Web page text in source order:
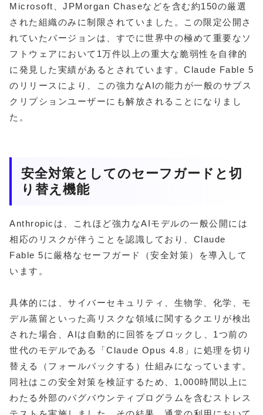
Microsoft、JPMorgan Chaseなどを含む約150の厳選
された組織のみに制限されていました。この限定公開さ
れていたバージョンは、すでに世界中の極めて重要なソ
フトウェアにおいて1万件以上の重大な脆弱性を自律的
に発見した実績があるとされています。Claude Fable 5
のリリースにより、この強力なAIの能力が一般のサブス
クリプションユーザーにも解放されることになりまし
た。
安全対策としてのセーフガードと切
り替え機能
Anthropicは、これほど強力なAIモデルの一般公開には
相応のリスクが伴うことを認識しており、Claude
Fable 5に厳格なセーフガード（安全対策）を導入して
います。
具体的には、サイバーセキュリティ、生物学、化学、モ
デル蒸留といった高リスクな領域に関するクエリが検出
された場合、AIは自動的に回答をブロックし、1つ前の
世代のモデルである「Claude Opus 4.8」に処理を切り
替える（フォールバックする）仕組みになっています。
同社はこの安全対策を検証するため、1,000時間以上に
わたる外部のバグバウンティプログラムを含むストレス